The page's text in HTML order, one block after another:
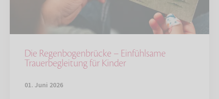
Die Regenbogenbrücke – Einfühlsame
Trauerbegleitung für Kinder
01. Juni 2026